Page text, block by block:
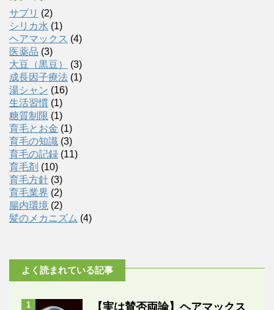
サプリ (2)
シリカ水 (1)
ヘアマックス (4)
医薬品 (3)
大豆（黒豆）
(3)
成長因子療法 (1)
湯シャン (16)
生活習慣 (1)
糖質制限 (1)
育毛とお金 (1)
育毛の知識 (3)
育毛の記録 (11)
育毛剤 (10)
育毛方針 (3)
育毛業界 (2)
腸内環境 (2)
髪のメカニズム (4)
よく読まれている記事
1
【実は賛否両論】ヘアマックス